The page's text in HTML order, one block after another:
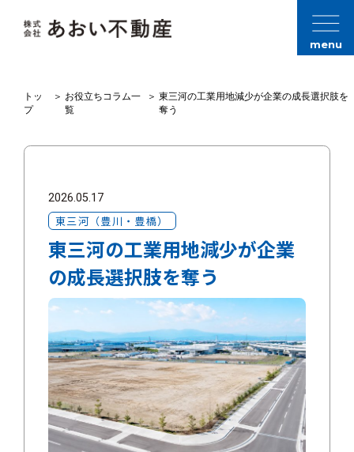
menu
トッ
プ
＞ お役立ちコラム一
覧
＞ 東三河の工業用地減少が企業の成長選択肢を
奪う
2026.05.17
東三河（豊川・豊橋）
東三河の工業用地減少が企業
の成長選択肢を奪う